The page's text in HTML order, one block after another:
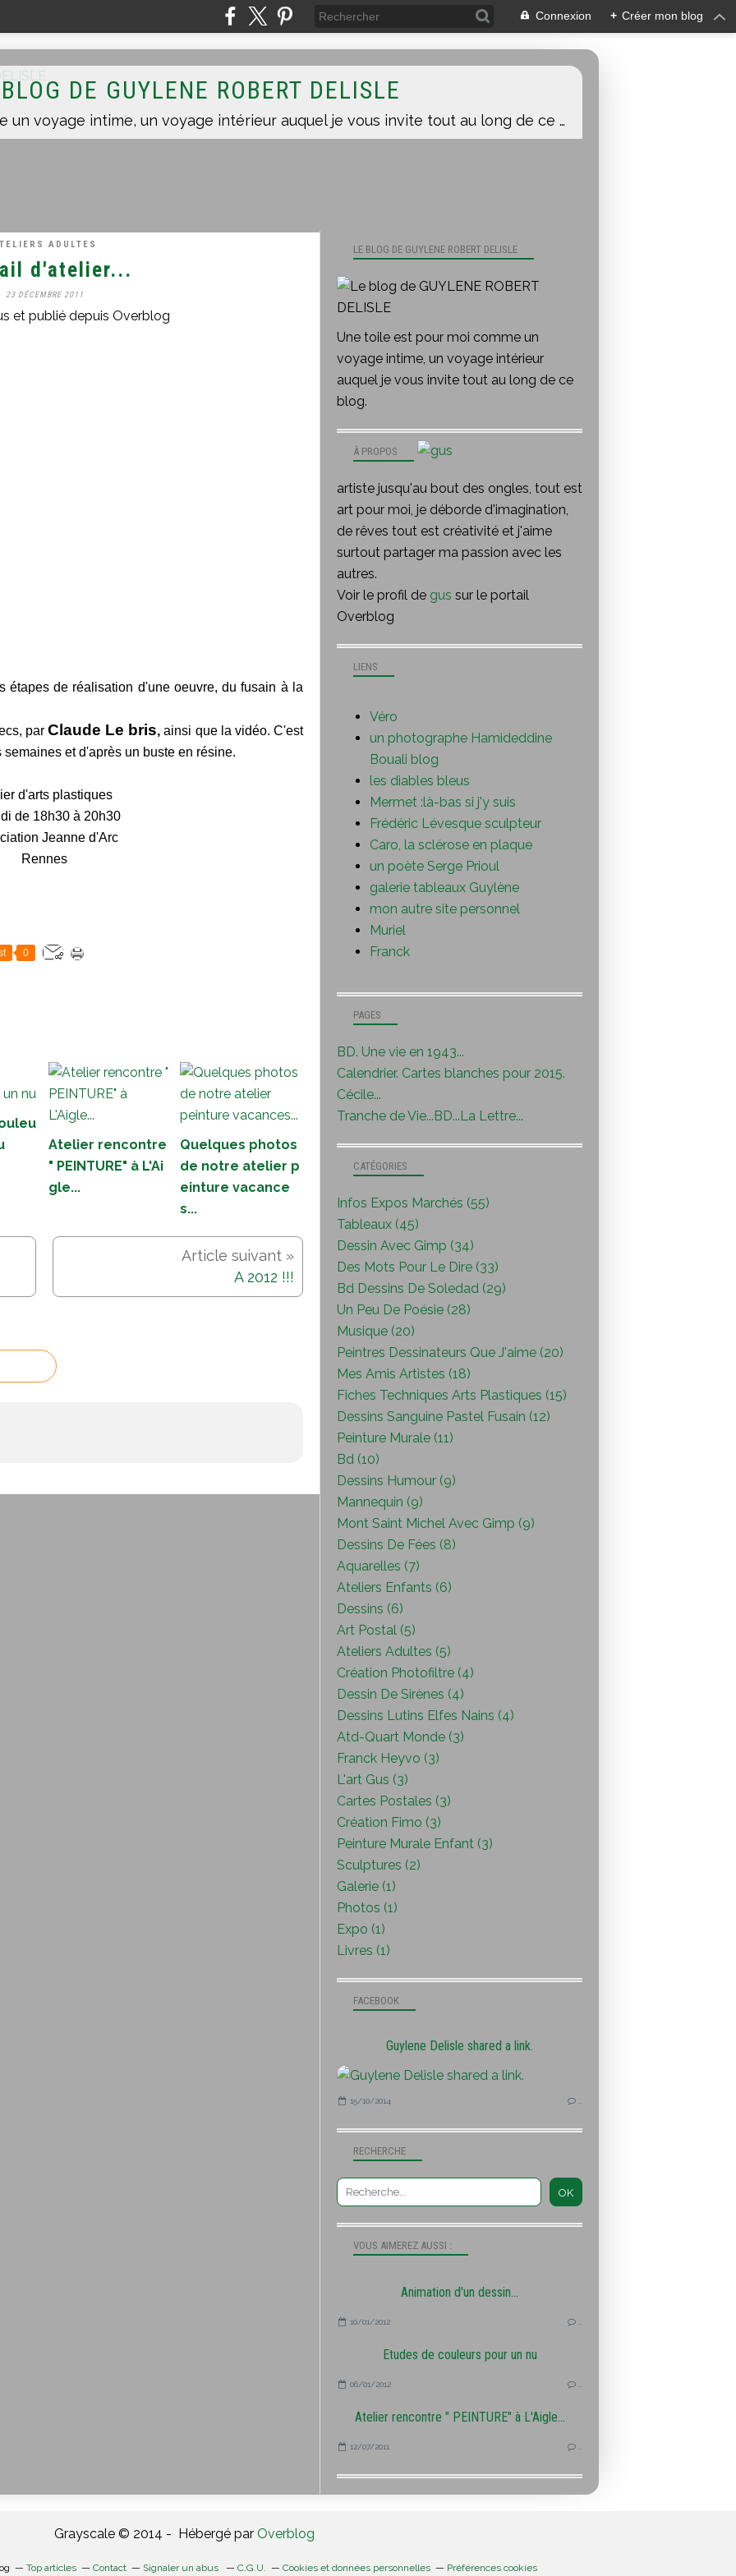
Connexion + Créer mon blog
DE GUYLENE ROBERT DELISLE
Une toile est pour moi comme un voyage intime, un voyage intérieur auquel je vous invite tout au long de ce blog.
ADULTES
d'atelier...
23 DÉCEMBRE 2011
et publié depuis Overblog
étapes de réalisation d'une oeuvre, du fusain à la
parClaude Le bris, ainsi que la vidéo. C'est
et d'après un buste en résine.
d'arts plastiques
de 18h30 à 20h30
Jeanne d'Arc
Rennes
0
Atelier rencontre
" PEINTURE" à L'Ai
gle...
Quelques photos
de notre atelier p
einture vacance
s...
A 2012 !!!
RECHERCHE
LE BLOG DE GUYLENE ROBERT DELISLE
Une toile est pour moi comme un
voyage intime, un voyage intérieur
auquel je vous invite tout au long de ce
blog.
À PROPOS
artiste jusqu'au bout des ongles, tout est
art pour moi, je déborde d'imagination,
de rêves tout est créativité et j'aime
surtout partager ma passion avec les
autres.
Voir le profil de gus sur le portail
Overblog
VOUS AIMEREZ AUSSI :
Animation d'un dessin...
10/01/2012
Etudes de couleurs pour un nu
06/01/2012
Atelier rencontre " PEINTURE" à L'Aigle...
12/07/2011
FACEBOOK
Guylene Delisle shared a link.
15/10/2014
PAGES
BD. Une vie en 1943...
Calendrier. Cartes blanches pour 2015.
Cécile...
Tranche de Vie...BD...La Lettre...
CATÉGORIES
Infos Expos Marchés (55)
Tableaux (45)
Dessin Avec Gimp (34)
Des Mots Pour Le Dire (33)
Bd Dessins De Soledad (29)
Un Peu De Poésie (28)
Musique (20)
Peintres Dessinateurs Que J'aime (20)
Mes Amis Artistes (18)
Fiches Techniques Arts Plastiques (15)
Dessins Sanguine Pastel Fusain (12)
Peinture Murale (11)
Bd (10)
Dessins Humour (9)
Mannequin (9)
Mont Saint Michel Avec Gimp (9)
Dessins De Fées (8)
Aquarelles (7)
Ateliers Enfants (6)
Dessins (6)
Art Postal (5)
Ateliers Adultes (5)
Création Photofiltre (4)
Dessin De Sirènes (4)
Dessins Lutins Elfes Nains (4)
Atd-Quart Monde (3)
Franck Heyvo (3)
L'art Gus (3)
Cartes Postales (3)
Création Fimo (3)
Peinture Murale Enfant (3)
Sculptures (2)
Galerie (1)
Photos (1)
Expo (1)
Livres (1)
LIENS
Véro
un photographe Hamideddine
Bouali blog
les diables bleus
Mermet :là-bas si j'y suis
Frédéric Lévesque sculpteur
Caro, la sclérose en plaque
un poète Serge Prioul
galerie tableaux Guylène
mon autre site personnel
Muriel
Franck
Grayscale © 2014 - Hébergé par Overblog
Top articles Contact Signaler un abus C.G.U. Cookies et données personnelles Préférences cookies